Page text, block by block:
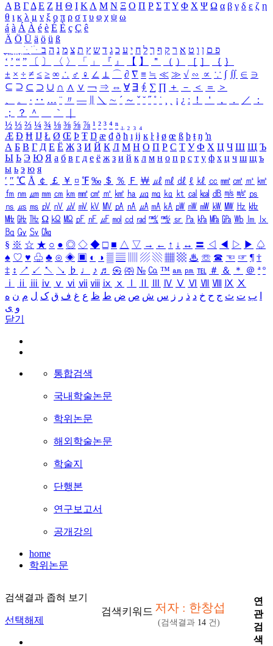
Α Β ΓΔ Ε Ζ Η Θ Ι ΚΛ Μ Ν Ξ Ο Π Ρ Σ ΤΥ Φ Χ Ψ Ω α β γ δ ε ζ η
θ ι κ λ μ ν ξ ο π ρ σ τ υ φ χ ψ ω
á à Á À é è É È ç Ç ê
Ä Ö Ü ä ö ü ß
ִֶֹ ֻּ ׁׂ פ ם ן ו ט א ר ק ף ך ל ח י ע כ ג ד ש ץ ת צ מ נ ה ב
‘ ’ “ ” 〔 〕 〈 〉 「 」 『 』 【 】 ＂ （ ） ［ ］ ｛ ｝
± × ÷ ≠ ≤ ≥ ∞ ∴ ♂ ♀ ∠ ⊥ ⌒ ∂ ∇ ≡ ≒ ≪ ≫ √ ∽ ∝ ∵ ∫ ∬ ∈ ∋
⊆ ⊇ ⊂ ⊃ ∪ ∩ ∧ ∨ ￢ ⇒ ⇔ ∀ ∃ ∮ ∑ ∏ ＋ － ＜ ＝
＞
、
。 · ‥ … ¨ 〃 ― ＼ ∼ ´ ～ ˇ ˘ ˝ ˚ ˙ ¸ ¡ ¿ ː ！ ＇ ， ． ／
：
；
？ ＾ ｀
½ ⅓ ⅔ ¼ ¾ ⅛ ⅜ ⅝ ⅞ ¹ ² ³ ⁴ ⁿ ₁ ₂ ₃ ₄
Æ Ð Ħ Ĳ Ł Ø Œ Þ Ŧ Ŋ æ đ ð ħ ı ĳ ĸ ŀ ł ø œ ß þ ŧ ŋ ŉ
А Б В Г Д Е Ё Ж З И Й К Л М Н О П Р С Т У Ф Х Ц Ч Ш Щ Ъ
Ы Ь Э Ю Я а б в г д е ё ж з и й к л м н о п р с т у ф х ц ч ш щ ъ
ы ь э ю я
′ ″ ℃ Å ￠ ￡ ￥ ¤ ℉ ‰ ＄ ％ Ｆ ￦ ㎕ ㎖ ㎗ ℓ ㎘ ㏄ ㎣ ㎤ ㎥ ㎦
㎙ ㎚ ㎛ ㎜ ㎝ ㎞ ㎟ ㎠ ㎡ ㎢ ㏊ ㎍ ㎎ ㎏ ㏏ ㎈ ㎉ ㏈ ㎧ ㎨ ㎰
㎱ ㎲ ㎳ ㎴ ㎵ ㎶ ㎷ ㎸ ㎹ ㎀ ㎁ ㎂ ㎃ ㎄ ㎺ ㎻ ㎽ ㎾ ㎿ ㎐ ㎑
㎒ ㎓ ㎔ Ω ㏀ ㏁ ㎊ ㎋ ㎌ ㏖ ㏅ ㎭ ㎮ ㎯ ㏛ ㎩ ㎪ ㎫ ㎬ ㏝ ㏐
㏓
㏃ ㏉ ㏜ ㏆
§ ※ ☆ ★ ○ ● ◎ ◇ ◆ □ ■ △ ▽ → ← ↑ ↓ ↔ 〓 ◁ ◀ ▷ ▶ ♤
♠ ♡ ♥ ♧ ♣ ⊙ ◈ ▣ ◐ ◑ ▒ ▤ ▨ ▧ ▦ ▩ ♨ ☏ ☎ ☜ ☞ ¶ †
‡ ↕ ↗ ↙ ↖ ↘ ♭ ♩ ♪ ♬ ㉿ ㈜ № ㏇ ™ ㏂ ㏘ ℡ ＃ ＆ ＊ ＠ ª º
ⅰ
ⅱ ⅲ ⅳ ⅴ ⅵ ⅶ ⅷ ⅸ ⅹ Ⅳ Ⅴ Ⅵ Ⅶ Ⅷ Ⅸ Ⅹ
ب ت ث ج ح خ د ذ ر ز س ش ص ض ط ظ ع غ ف ق ک ل م ن ه
و ی
닫기
통합검색
국내학술논문
학위논문
해외학술논문
학술지
단행본
연구보고서
공개강의
home
학위논문
검색결과 좁혀 보기
선택해제
검색키워드 저자 : 한창섭
(검색결과 14 건)
연
관
검
색